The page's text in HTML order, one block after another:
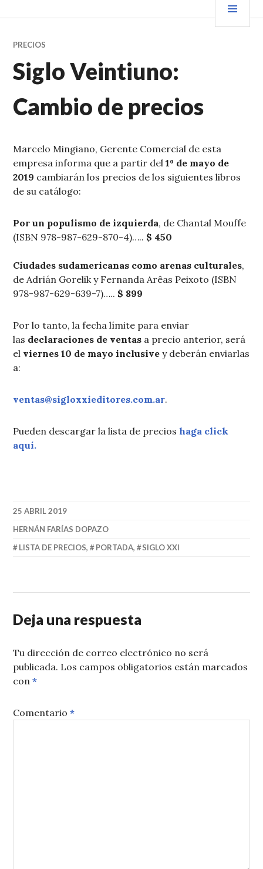
al VENDER+LIBROS NOTICIAS
PRECIOS
Siglo Veintiuno:
Cambio de precios
Marcelo Mingiano, Gerente Comercial de esta
empresa informa que a partir del1º de mayo de
2019 cambiarán los precios de los siguientes libros
de su catálogo:
Por un populismo de izquierda, de Chantal Mouffe
(ISBN 978-987-629-870-4)….. $ 450
Ciudades sudamericanas como arenas culturales,
de Adrián Gorelik y Fernanda Arêas Peixoto (ISBN
978-987-629-639-7)….. $ 899
Por lo tanto, la fecha límite para enviar
las declaraciones de ventas a precio anterior, será
el viernes 10 de mayo inclusive y deberán enviarlas
a:
ventas@sigloxxieditores.com.ar.
Pueden descargar la lista de precioshaga click
aquí.
25 ABRIL 2019
HERNÁN FARÍAS DOPAZO
LISTA DE PRECIOS, PORTADA, SIGLO XXI
Deja una respuesta
Tu dirección de correo electrónico no será
publicada. Los campos obligatorios están marcados
con*
Comentario*